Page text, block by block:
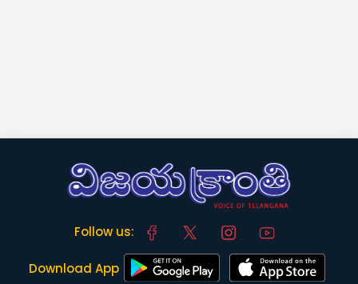
Follow us:
Download App